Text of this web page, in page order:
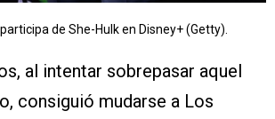
de She-Hulk en Disney+ (Getty).
al intentar sobrepasar aquel
consiguió mudarse a Los